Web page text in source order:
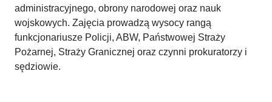
administracyjnego, obrony narodowej oraz nauk
wojskowych. Zajęcia prowadzą wysocy rangą
funkcjonariusze Policji, ABW, Państwowej Straży
Pożarnej, Straży Granicznej oraz czynni prokuratorzy i
sędziowie.